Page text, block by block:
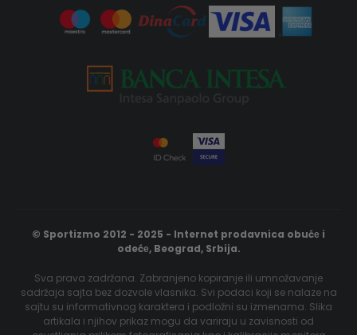
© Sportizmo 2012 - 2025 - Internet prodavnica obućе i
odećе, Beograd, Srbija.
Sva prava zadržana. Zabranjeno kopiranje ili umnožavanje
sadržaja sajta bez dozvole vlasnika. Svi podaci koji se nalaze na
sajtu su informativnog karaktera i podložni su izmenama. Slika
artikala i njihov prikaz mogu da variraju u zavisnosti od